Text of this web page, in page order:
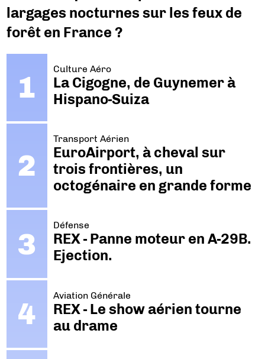
largages nocturnes sur les feux de
forêt en France ?
Culture Aéro
La Cigogne, de Guynemer à
Hispano-Suiza
Transport Aérien
EuroAirport, à cheval sur
trois frontières, un
octogénaire en grande forme
Défense
REX - Panne moteur en A-29B.
Ejection.
Aviation Générale
REX - Le show aérien tourne
au drame